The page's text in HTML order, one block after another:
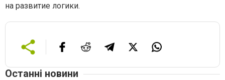
на развитие логики.
Останні новини